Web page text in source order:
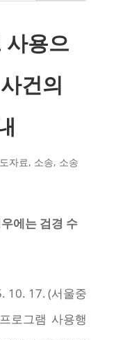
사용으
건의
자료, 소송, 소송
에는 검경 수
10. 17. (서울중
로그램 사용행